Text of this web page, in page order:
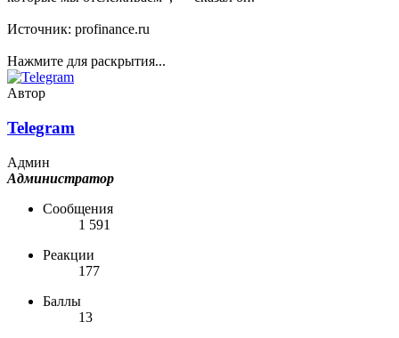
Источник: profinance.ru
Нажмите для раскрытия...
Автор
Telegram
Админ
Администратор
Сообщения
1 591
Реакции
177
Баллы
13